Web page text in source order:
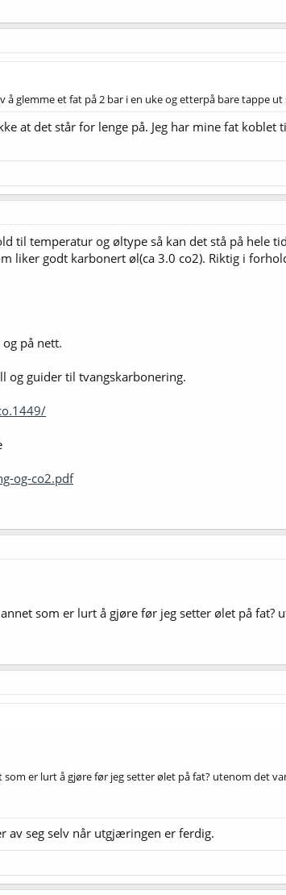
glemme et fat på 2 bar i en uke og etterpå bare tappe ut
at det står for lenge på. Jeg har mine fat koblet
til temperatur og øltype så kan det stå på hele
liker godt karbonert øl(ca 3.0 co2). Riktig i
på nett.
og guider til tvangskarbonering.
og-co2.pdf
som er lurt å gjøre før jeg setter ølet på fat?
er lurt å gjøre før jeg setter ølet på fat? utenom det
seg selv når utgjæringen er ferdig.